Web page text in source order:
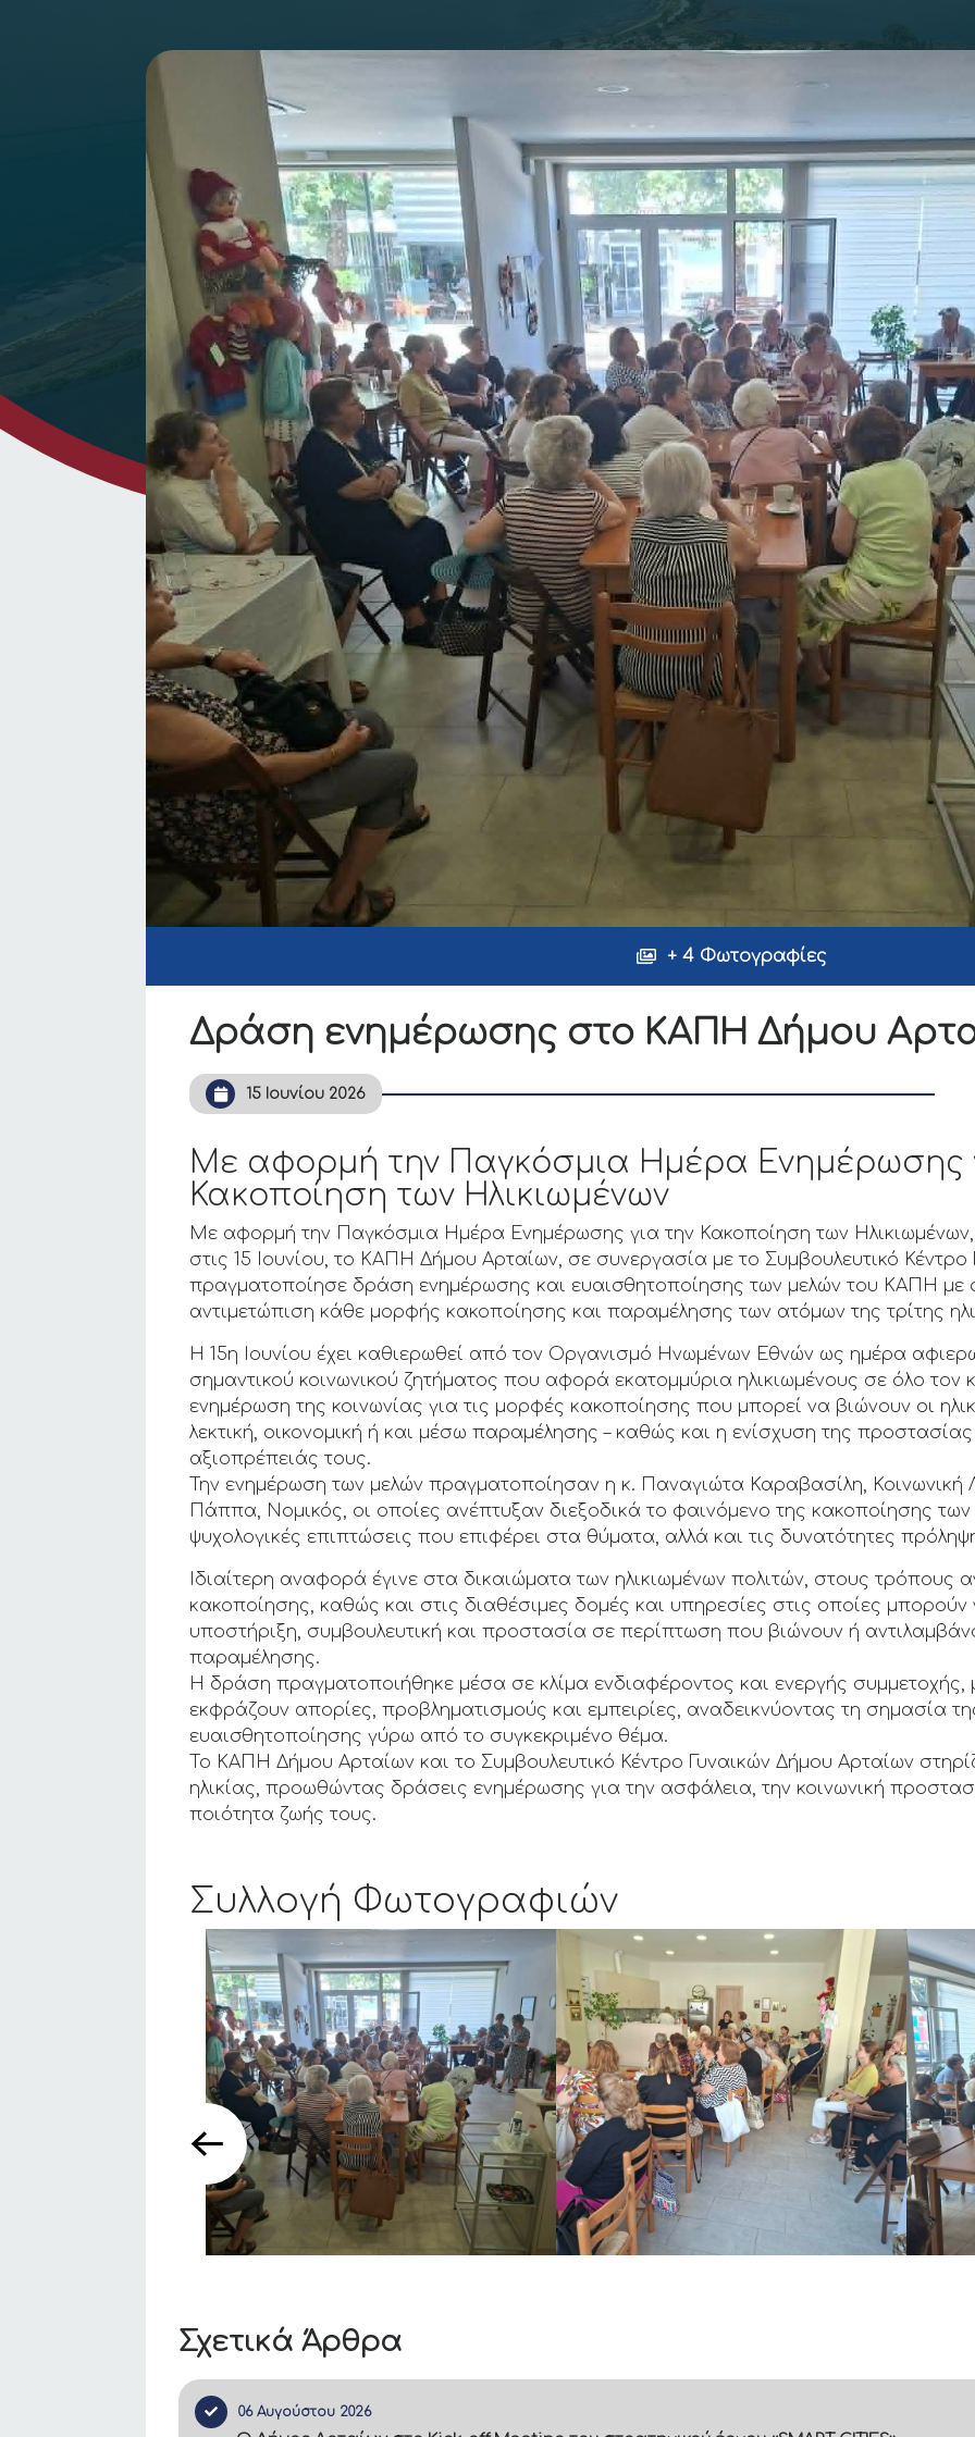
Σχετικά Άρθρα
06 Αυγούστου 2026
+ 4 Φωτογραφίες
Δράση ενημέρωσης στο ΚΑΠΗ Δήμου
15 Ιουνίου 2026
Mε αφορμή την Παγκόσμια Ημέρα Ενημέρωσης
Κακοποίηση των Ηλικιωμένων
Με αφορμή την Παγκόσμια Ημέρα Ενημέρωσης για την Κακοποίηση των
στις 15 Ιουνίου, το ΚΑΠΗ Δήμου Αρταίων, σε συνεργασία με το Συμβουλευτικό
πραγματοποίησε δράση ενημέρωσης και ευαισθητοποίησης των μελών του ΚΑΠΗ με
αντιμετώπιση κάθε μορφής κακοποίησης και παραμέλησης των ατόμων της τρίτης
Η 15η Ιουνίου έχει καθιερωθεί από τον Οργανισμό Ηνωμένων Εθνών ως ημέρα
σημαντικού κοινωνικού ζητήματος που αφορά εκατομμύρια ηλικιωμένους σε όλο τον
ενημέρωση της κοινωνίας για τις μορφές κακοποίησης που μπορεί να βιώνουν οι
λεκτική, οικονομική ή και μέσω παραμέλησης – καθώς και η ενίσχυση της
αξιοπρέπειάς τους.
Την ενημέρωση των μελών πραγματοποίησαν η κ. Παναγιώτα Καραβασίλη, Κοινωνική
Πάππα, Νομικός, οι οποίες ανέπτυξαν διεξοδικά το φαινόμενο της κακοποίησης των
ψυχολογικές επιπτώσεις που επιφέρει στα θύματα, αλλά και τις δυνατότητες
Ιδιαίτερη αναφορά έγινε στα δικαιώματα των ηλικιωμένων πολιτών, στους τρόπους
κακοποίησης, καθώς και στις διαθέσιμες δομές και υπηρεσίες στις οποίες
υποστήριξη, συμβουλευτική και προστασία σε περίπτωση που βιώνουν ή
παραμέλησης.
Η δράση πραγματοποιήθηκε μέσα σε κλίμα ενδιαφέροντος και ενεργής
εκφράζουν απορίες, προβληματισμούς και εμπειρίες, αναδεικνύοντας τη σημασία
ευαισθητοποίησης γύρω από το συγκεκριμένο θέμα.
Το ΚΑΠΗ Δήμου Αρταίων και το Συμβουλευτικό Κέντρο Γυναικών Δήμου Αρταίων
ηλικίας, προωθώντας δράσεις ενημέρωσης για την ασφάλεια, την κοινωνική
ποιότητα ζωής τους.
Συλλογή Φωτογραφιών